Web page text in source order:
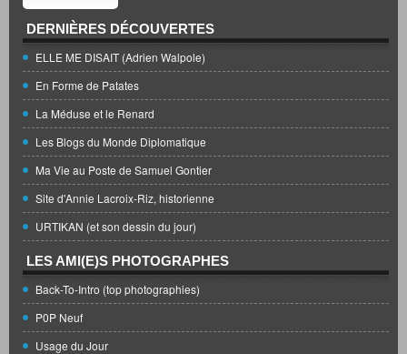
DERNIÈRES DÉCOUVERTES
ELLE ME DISAIT (Adrien Walpole)
En Forme de Patates
La Méduse et le Renard
Les Blogs du Monde Diplomatique
Ma Vie au Poste de Samuel Gontier
Site d'Annie Lacroix-Riz, historienne
URTIKAN (et son dessin du jour)
LES AMI(E)S PHOTOGRAPHES
Back-To-Intro (top photographies)
P0P Neuf
Usage du Jour